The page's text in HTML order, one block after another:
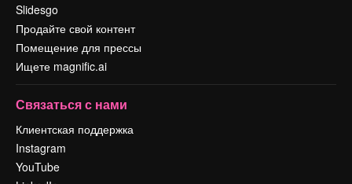
Slidesgo
Продайте свой контент
Помещение для прессы
Ищете magnific.ai
Связаться с нами
Клиентская поддержка
Instagram
YouTube